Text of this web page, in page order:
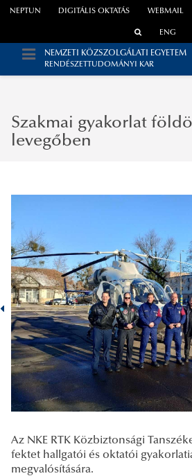
WEBMAIL
NEPTUN DIGITÁLIS OKTATÁS
ENG
NEMZETI KÖZSZOLGÁLATI EGYETEM
RENDÉSZETTUDOMÁNYI KAR
Szakmai gyakorlat
levegőben
Az NKE RTK Közbiztonsági
fektet hallgatói és oktatói
megvalósítására.